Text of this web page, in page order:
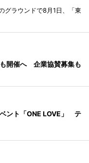
グラウンドで8月1日、「東
も開催へ 企業協賛募集も
ント「ONE LOVE」 テ